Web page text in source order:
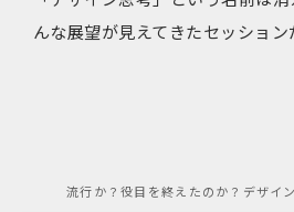
んな展望が見えてきたセッション